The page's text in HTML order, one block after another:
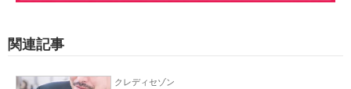
関連記事
クレディセゾン